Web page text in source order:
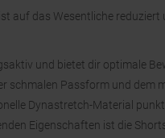
auf das Wesentliche
und bietet dir optimale
schmalen Passform und dem
Dynastretch-Material
Eigenschaften ist die